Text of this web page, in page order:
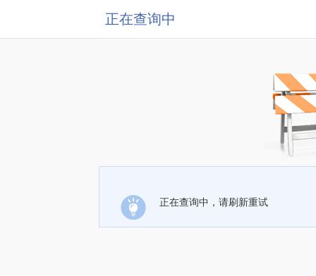
正在查询中
正在查询中，请刷新重试